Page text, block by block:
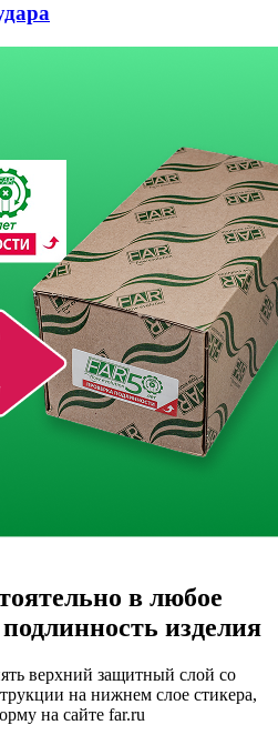
в любое
изделия
верхний защитный слой со
на нижнем слое стикера,
на сайте far.ru